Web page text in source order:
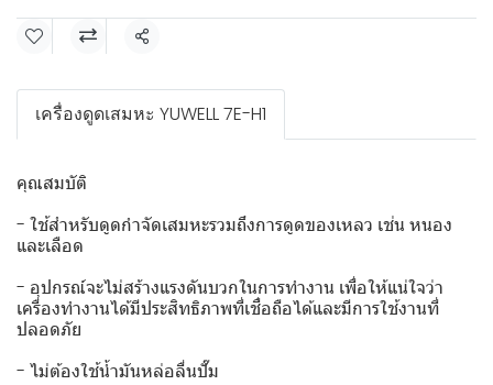
แชร์
เครื่องดูดเสมหะ YUWELL 7E-H1
คุณสมบัติ
- ใช้สำหรับดูดกำจัดเสมหะรวมถึงการดูดของเหลว เช่น หนอง
และเลือด
- อุปกรณ์จะไม่สร้างแรงดันบวกในการทํางาน เพื่อให้แน่ใจว่า
เครื่องทํางานได้มีประสิทธิภาพที่เชื่อถือได้และมีการใช้งานที่
ปลอดภัย
- ไม่ต้องใช้น้ำมันหล่อลื่นปั๊ม